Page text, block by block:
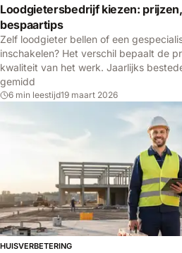
Loodgietersbedrijf kiezen:
bespaartips
Zelf loodgieter bellen of een
inschakelen? Het verschil bepaalt de
kwaliteit van het werk. Jaarlijks
gemidd
6 min leestijd19 maart 2026
HUISVERBETERING